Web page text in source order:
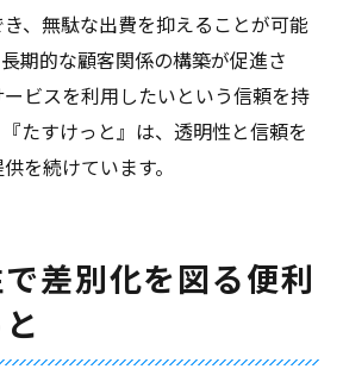
、無駄な出費を抑えることが可能
期的な顧客関係の構築が促進さ
ビスを利用したいという信頼を持
たすけっと』は、透明性と信頼を
を続けています。
差別化を図る便利